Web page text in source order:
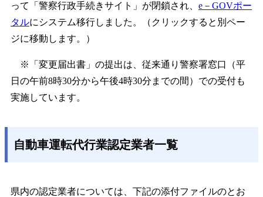
って「警察行政手続きサイト」が閉鎖され、 e－GOVポー
タルにシステム移行しました。（クリックすると別ペー
ジに移動します。）
※「変更届出書」の提出は、従来通り警察署窓口（平
日の午前8時30分から午後4時30分までの間）での受付も
実施しています。
自動車運転代行業認定業者一覧
県内の認定業者については、下記の添付ファイルのとお